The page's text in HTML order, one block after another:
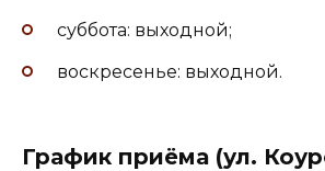
суббота: выходной;
воскресенье: выходной.
График приёма (ул.